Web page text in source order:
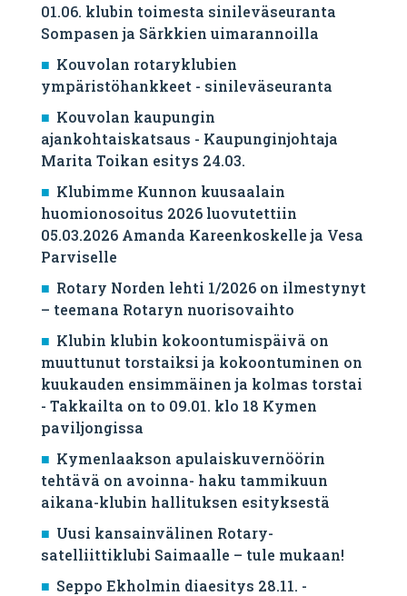
01.06. klubin toimesta sinileväseuranta
Sompasen ja Särkkien uimarannoilla
Kouvolan rotaryklubien
ympäristöhankkeet - sinileväseuranta
Kouvolan kaupungin
ajankohtaiskatsaus - Kaupunginjohtaja
Marita Toikan esitys 24.03.
Klubimme Kunnon kuusaalain
huomionosoitus 2026 luovutettiin
05.03.2026 Amanda Kareenkoskelle ja Vesa
Parviselle
​Rotary Norden lehti 1/2026 on ilmestynyt
– teemana Rotaryn nuorisovaihto
Klubin klubin kokoontumispäivä on
muuttunut torstaiksi ja kokoontuminen on
kuukauden ensimmäinen ja kolmas torstai
- Takkailta on to 09.01. klo 18 Kymen
paviljongissa
Kymenlaakson apulaiskuvernöörin
tehtävä on avoinna- haku tammikuun
aikana-klubin hallituksen esityksestä
Uusi kansainvälinen Rotary-
satelliittiklubi Saimaalle – tule mukaan!
Seppo Ekholmin diaesitys 28.11. -